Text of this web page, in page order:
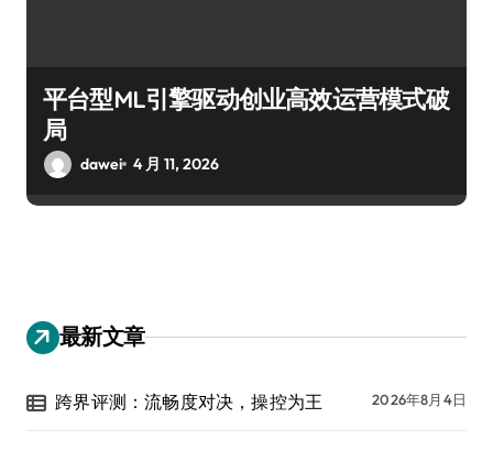
平台型ML引擎驱动创业高效运营模式破
局
dawei 4 月 11, 2026
最新文章
跨界评测：流畅度对决，操控为王 2026年8月4日